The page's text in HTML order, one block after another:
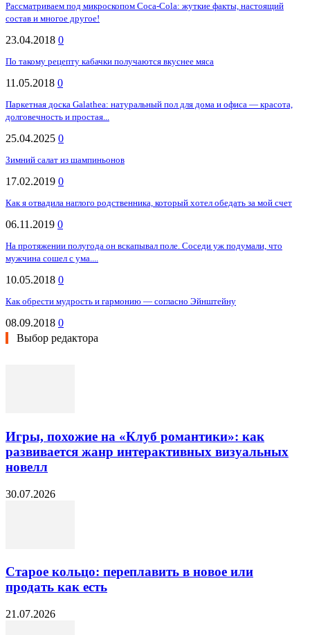
Рассматриваем под микроскопом Coca-Cola: жуткие факты, настоящий
состав и многое другое!
23.04.2018 0
По такому рецепту кабачки получаются вкуснее мяса
11.05.2018 0
Паркетная доска Galathea: натуральный пол для дома и офиса — красота,
долговечность и простая...
25.04.2025 0
Зимний cалат из шампиньонов
17.02.2019 0
Как я отвадила наглого родственника, который хотел обедать за мой счет
06.11.2019 0
На протяжении полугода он вскапывал поле. Соседи уж подумали, что
мужчина сошел с ума....
10.05.2018 0
Как обрести мудрость и гармонию — согласно Эйнштейну
08.09.2018 0
Выбор редактора
Игры, похожие на «Клуб романтики»: как
развивается жанр интерактивных визуальных
новелл
30.07.2026
Старое кольцо: переплавить в новое или
продать как есть
21.07.2026